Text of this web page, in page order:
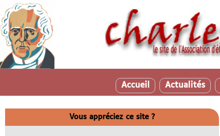
Accueil Actualités
Vous appréciez ce site ?